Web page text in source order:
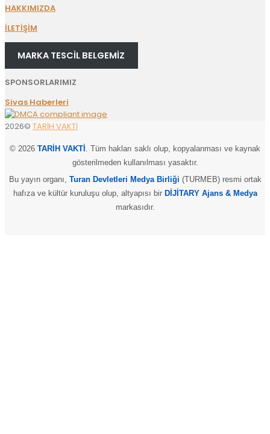
HAKKIMIZDA
İLETİŞİM
MARKA TESCİL BELGEMİZ
SPONSORLARIMIZ
Sivas Haberleri
2026© TARİH VAKTİ
© 2026 TARİH VAKTİ . Tüm hakları saklı olup, kopyalanması ve kaynak
gösterilmeden kullanılması yasaktır.
Bu yayın organı, Turan Devletleri Medya Birliği (TURMEB) resmi ortak
hafıza ve kültür kuruluşu olup, altyapısı bir DİJİTARY Ajans & Medya
markasıdır.